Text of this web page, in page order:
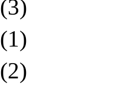
(3)
(1)
(2)